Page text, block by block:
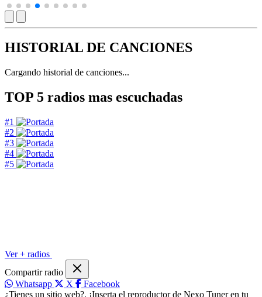
HISTORIAL DE CANCIONES
Cargando historial de canciones...
TOP 5 radios mas escuchadas
#1
#2
#3
#4
#5
Ver + radios
Compartir radio
Whatsapp
X
Facebook
¿Tienes un sitio web?. ¡Inserta el reproductor de Nexo Tuner en tu